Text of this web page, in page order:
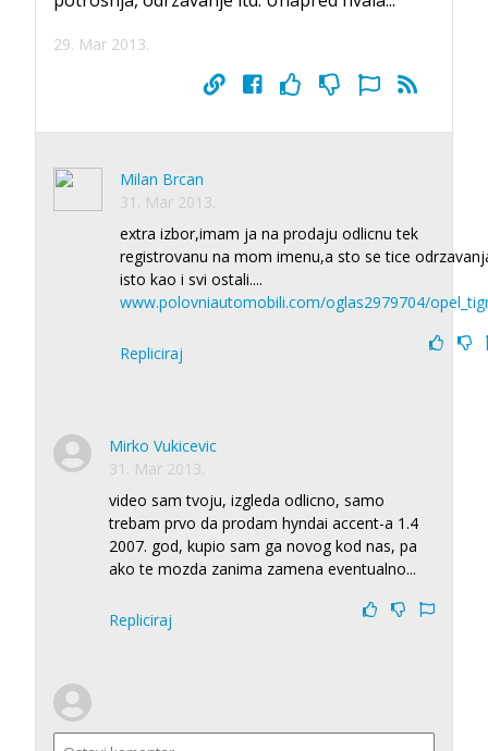
29. Mar 2013.
Milan Brcan
31. Mar 2013.
extra izbor,imam ja na prodaju odlicnu tek
registrovanu na mom imenu,a sto se tice
isto kao i svi ostali....
www.polovniautomobili.com/oglas2979704/
Repliciraj
Mirko Vukicevic
31. Mar 2013.
video sam tvoju, izgleda odlicno, samo
trebam prvo da prodam hyndai accent-a 1.4
2007. god, kupio sam ga novog kod nas, pa
ako te mozda zanima zamena eventualno...
Repliciraj